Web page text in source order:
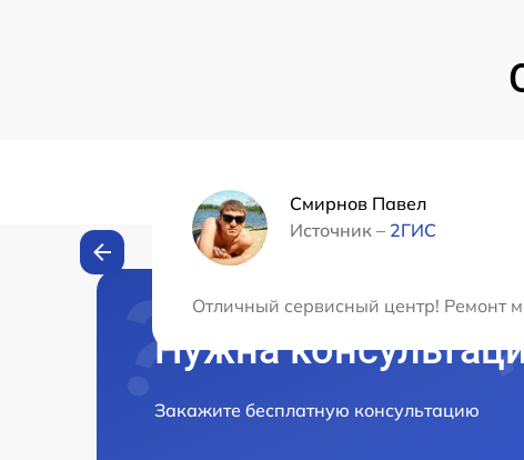
Смирнов Павел
Источник – 2ГИС
Отличный сервисный центр! Ремонт
Нужна
Закажите бесплатную консультацию